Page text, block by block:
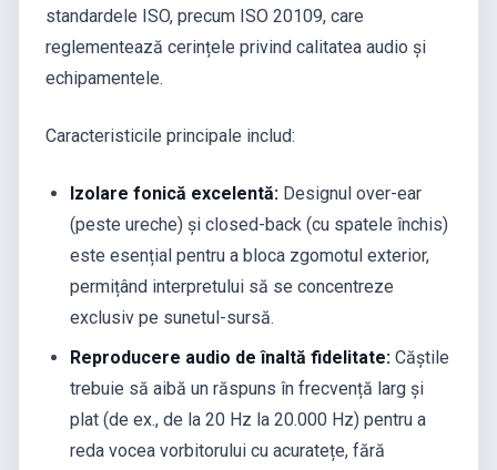
standardele ISO, precum ISO 20109, care
reglementează cerințele privind calitatea audio și
echipamentele.
Caracteristicile principale includ:
Izolare fonică excelentă: Designul over-ear
(peste ureche) și closed-back (cu spatele închis)
este esențial pentru a bloca zgomotul exterior,
permițând interpretului să se concentreze
exclusiv pe sunetul-sursă.
Reproducere audio de înaltă fidelitate: Căștile
trebuie să aibă un răspuns în frecvență larg și
plat (de ex., de la 20 Hz la 20.000 Hz) pentru a
reda vocea vorbitorului cu acuratețe, fără